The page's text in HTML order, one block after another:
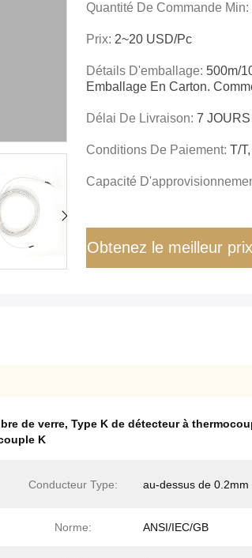
Quantité De Commande Min:
Prix: 2~20 USD/pc
Détails D'emballage: 500m/
Emballage En Carton.
Délai De Livraison: 7 JOURS
Conditions De Paiement: T/
Capacité
Obtenez le meilleur prix
de verre, Type K de détecteur à
K
Conducteur Type: au-dessus de 0.2mm
Norme: ANSI/IEC/GB